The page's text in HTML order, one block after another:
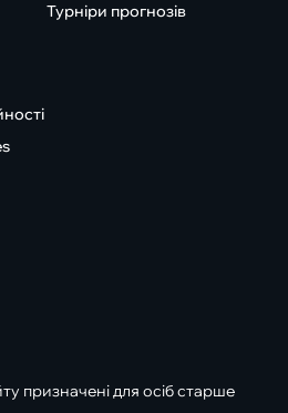
Турніри прогнозів
призначені для осіб старше